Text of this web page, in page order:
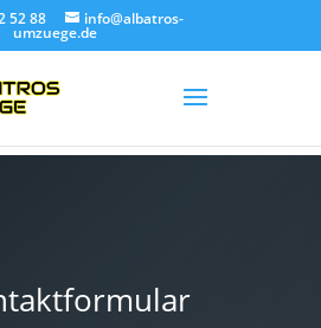
52 88 info@albatros-
umzuege.de